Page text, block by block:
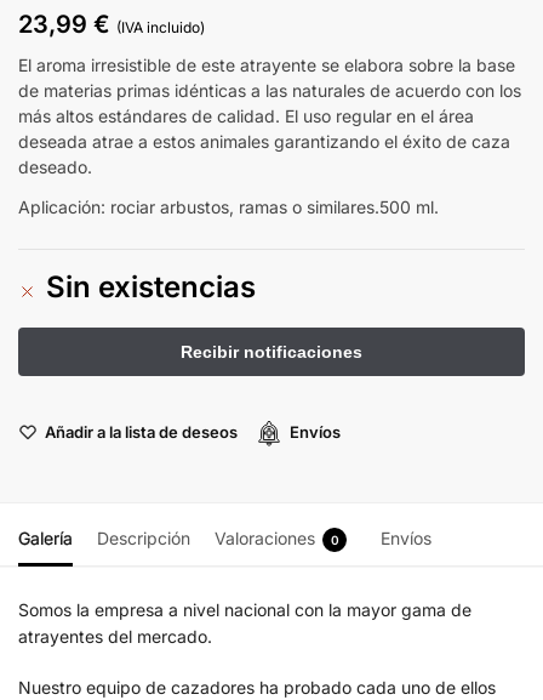
23,99 € (IVA incluido)
El aroma irresistible de este atrayente se elabora sobre la base
de materias primas idénticas a las naturales de acuerdo con los
más altos estándares de calidad. El uso regular en el área
deseada atrae a estos animales garantizando el éxito de caza
deseado.
Aplicación: rociar arbustos, ramas o similares.500 ml.
Sin existencias
Añadir a la lista de deseos Envíos
Galería Descripción Valoraciones 0 Envíos
Somos la empresa a nivel nacional con la mayor gama de
atrayentes del mercado.
Nuestro equipo de cazadores ha probado cada uno de ellos